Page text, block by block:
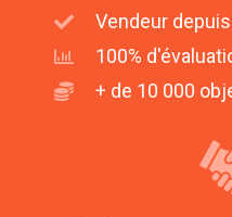
Vendeur
100%
+ de 10 000